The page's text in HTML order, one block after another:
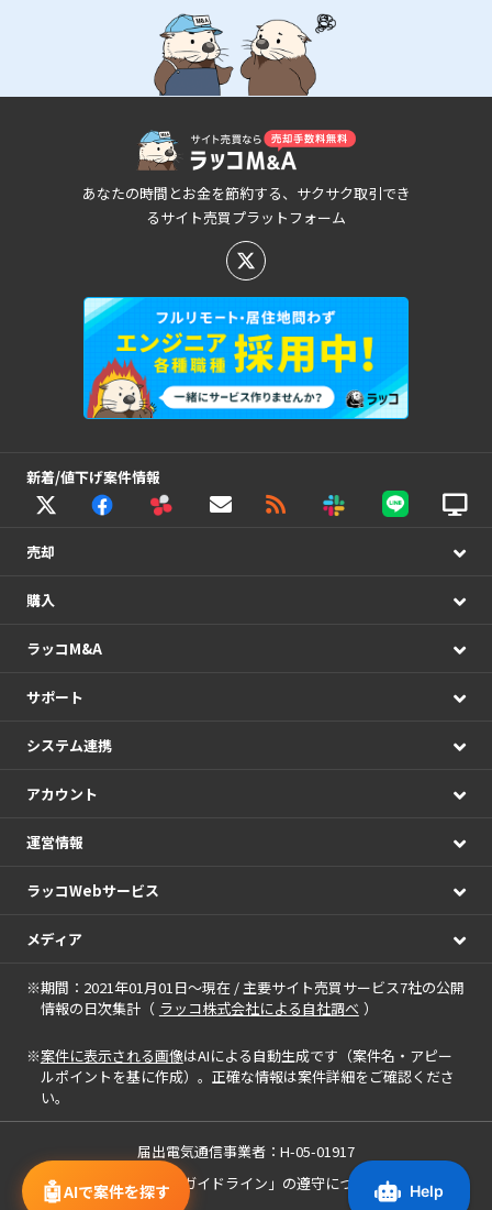
🤖AIで案件を探す
あなたの時間とお金を節約する、サクサク取引でき
るサイト売買プラットフォーム
新着/値下げ案件情報
売却
購入
ラッコM&A
サポート
システム連携
アカウント
運営情報
ラッコWebサービス
メディア
※期間：2021年01月01日～現在 / 主要サイト売買サービス7社の公開
情報の日次集計（ ラッコ株式会社による自社調べ ）
※案件に表示される画像はAIによる自動生成です（案件名・アピー
ルポイントを基に作成）。正確な情報は案件詳細をご確認くださ
い。
届出電気通信事業者：H-05-01917
「中小M&Aガイドライン」の遵守について